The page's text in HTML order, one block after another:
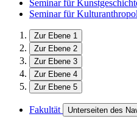
Seminar für
Seminar für
Zur Ebene 1
Zur Ebene 2
Zur Ebene 3
Zur Ebene 4
Zur Ebene 5
Fakultät Unterseiten des